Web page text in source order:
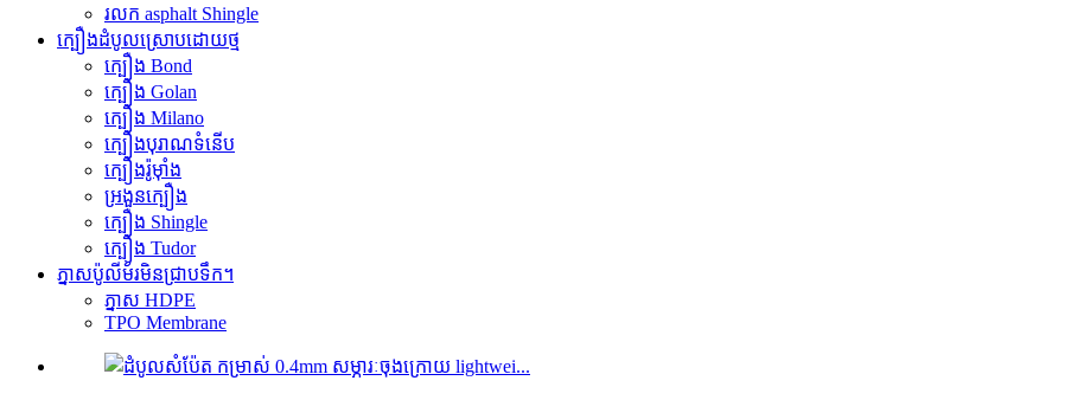
រលក asphalt Shingle
ក្បឿងដំបូលស្រោបដោយថ្ម
ក្បឿង Bond
ក្បឿង Golan
ក្បឿង Milano
ក្បឿងបុរាណទំនើប
ក្បឿងរ៉ូម៉ាំង
អ្រងួនក្បឿង
ក្បឿង Shingle
ក្បឿង Tudor
ភ្នាសប៉ូលីម័រមិនជ្រាបទឹក។
ភ្នាស HDPE
TPO Membrane